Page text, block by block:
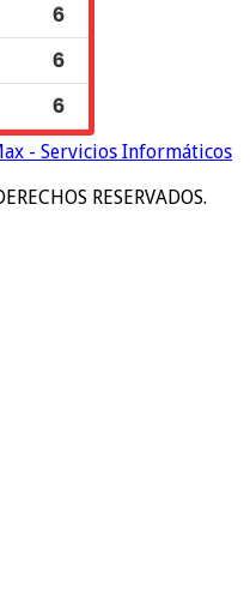
- Servicios Informáticos
RESERVADOS.